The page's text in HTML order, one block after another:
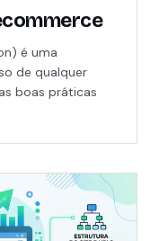
é uma
de qualquer
boas práticas